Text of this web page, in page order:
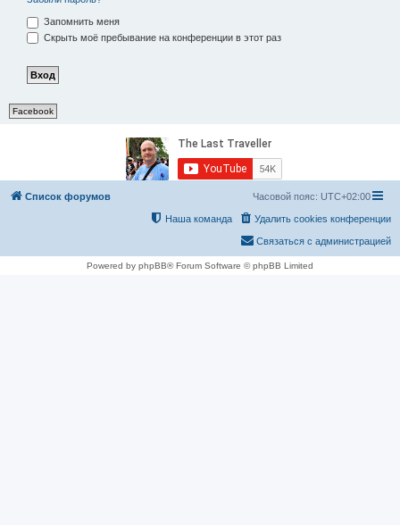
Запомнить меня
Скрыть моё пребывание на конференции в этот раз
Facebook
Список форумов Часовой пояс: UTC+02:00
Удалить cookies конференции
Наша команда
Связаться с администрацией
Powered by phpBB® Forum Software © phpBB Limited